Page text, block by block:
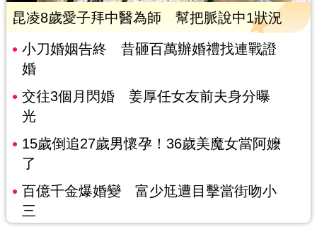
昆凌8歲愛子拜中醫為師 幫把脈說中1狀況
小刀婚姻告終 昔砸百萬辦婚禮找連戰證
婚
交往3個月閃婚 姜厚任女友前夫身分曝
光
15歲倒追27歲男懷孕！36歲美魔女當阿嬤
了
百億千金爆婚變 富少尪遭目擊當街吻小
三